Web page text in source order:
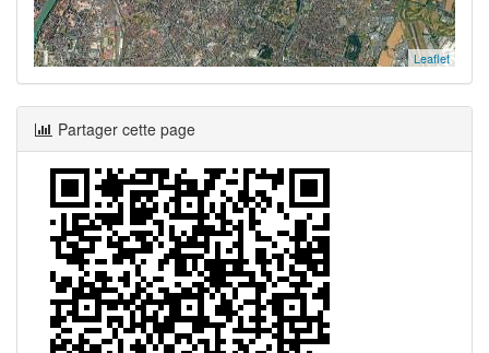
Leaflet
Partager cette page